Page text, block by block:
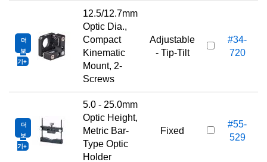
더
보
기
12.5/12.7mm
Optic Dia.,
Compact
Kinematic
Mount, 2-
Screws
Adjustable
- Tip-Tilt
#34-
720
더
보
기
5.0 - 25.0mm
Optic Height,
Metric Bar-
Type Optic
Holder
Fixed
#55-
529